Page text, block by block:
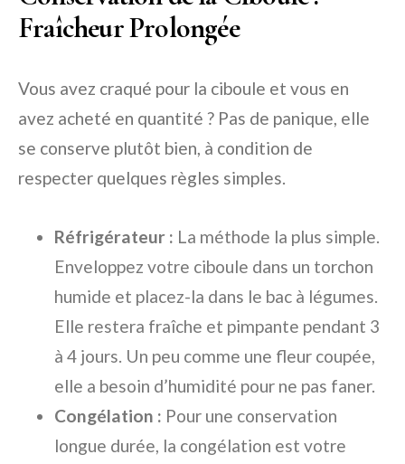
Fraîcheur Prolongée
Vous avez craqué pour la ciboule et vous en
avez acheté en quantité ? Pas de panique, elle
se conserve plutôt bien, à condition de
respecter quelques règles simples.
Réfrigérateur : La méthode la plus simple.
Enveloppez votre ciboule dans un torchon
humide et placez-la dans le bac à légumes.
Elle restera fraîche et pimpante pendant 3
à 4 jours. Un peu comme une fleur coupée,
elle a besoin d’humidité pour ne pas faner.
Congélation : Pour une conservation
longue durée, la congélation est votre